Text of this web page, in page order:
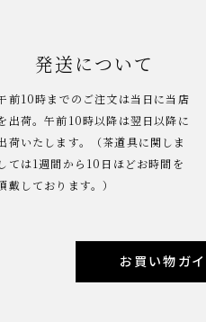
発送について
前10時までのご注文は当日に当店
出荷。午前10時以降は翌日以降に
荷いたします。（茶道具に関しま
ては1週間から10日ほどお時間を
戴しております。）
お買い物ガ